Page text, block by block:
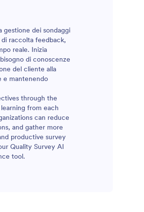
gestione dei sondaggi
raccolta feedback,
reale. Inizia
di conoscenze
del cliente alla
e mantenendo
through the
from each
can reduce
and gather more
productive survey
Quality Survey AI
tool.